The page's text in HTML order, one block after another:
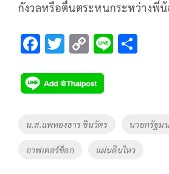
กังวลหรือตื่นตระหนกระหว่างพี่
F
e
b
o
o
k
T
tt
er
C
p
y
Li
k
Li
Tags
น.ส.แพทองธาร ชินวัตร นายกรัฐม
อาฟเตอร์ช็อก แผ่นดินไหว